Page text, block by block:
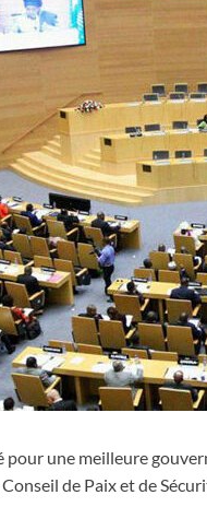
pour une meilleure
de Paix et de